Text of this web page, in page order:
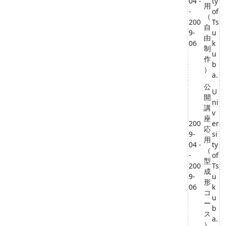
-
200
9-
06
用
（
自
由
制
作
）
of
Ts
u
k
u
b
a.
200
9-
04 -
-
200
9-
06
公
開
講
座
応
用
（
型
成
形
コ
ー
ス
U
ni
v
er
si
ty
of
Ts
u
k
u
b
a.